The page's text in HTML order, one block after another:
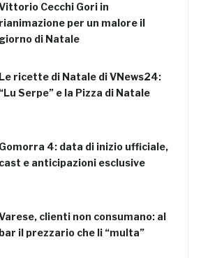
Cecchi Gori in
rianimazione per un malore il
giorno di Natale
Le ricette di Natale di VNews24:
“Lu Serpe” e la Pizza di Natale
Gomorra 4: data di inizio ufficiale,
cast e anticipazioni esclusive
clienti non consumano: al
bar il prezzario che li “multa”